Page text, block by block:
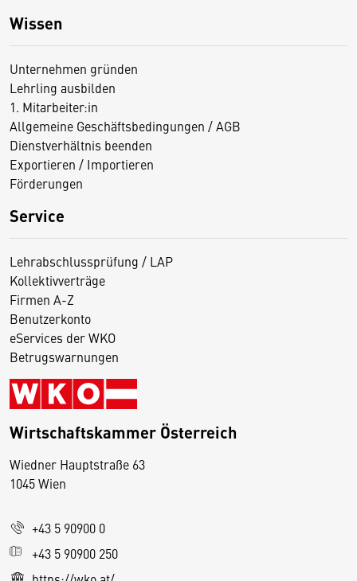
Wissen
Unternehmen gründen
Lehrling ausbilden
1. Mitarbeiter:in
Allgemeine Geschäftsbedingungen / AGB
Dienstverhältnis beenden
Exportieren / Importieren
Förderungen
Service
Lehrabschlussprüfung / LAP
Kollektivverträge
Firmen A-Z
Benutzerkonto
eServices der WKO
Betrugswarnungen
Wirtschaftskammer Österreich
Wiedner Hauptstraße 63
1045 Wien
+43 5 90900 0
+43 5 90900 250
D
s
e
S